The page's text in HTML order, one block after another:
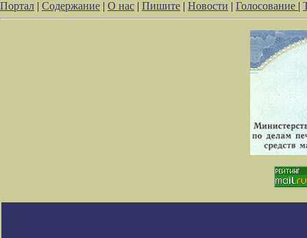
Портал | Содержание | О нас | Пишите | Новости | Голосование |